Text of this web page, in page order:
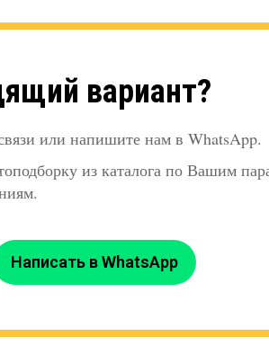
вариант?
или напишите нам в WhatsApp.
из каталога по Вашим
Написать в WhatsApp